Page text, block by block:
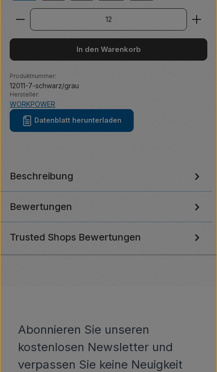
Produkt Anzahl: Gib den gewünschten Wert ein
In den Warenkorb
Produktnummer:
12011-7-schwarz/grau
Hersteller:
WORKPOWER
Datenblatt herunterladen
Beschreibung
Bewertungen
Trusted Shops Bewertungen
Abonnieren Sie unseren
kostenlosen Newsletter und
verpassen Sie keine Neuigkeit